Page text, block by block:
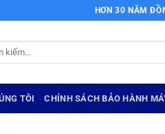
HƠN 30 NĂM
TÔI CHÍNH SÁCH BẢO HÀNH